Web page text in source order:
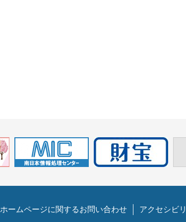
ホームページに関するお問い合わせ アクセシビ